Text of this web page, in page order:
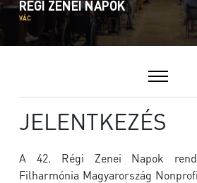
RÉGI ZENEI NAPOK
VÁC
JELENTKEZÉS
A 42. Régi Zenei Napok
Filharmónia Magyarország